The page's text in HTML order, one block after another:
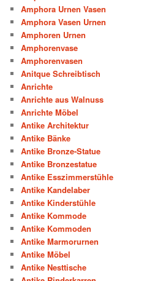
Amphora Urnen Vasen
Amphora Vasen Urnen
Amphoren Urnen
Amphorenvase
Amphorenvasen
Anitque Schreibtisch
Anrichte
Anrichte aus Walnuss
Anrichte Möbel
Antike Architektur
Antike Bänke
Antike Bronze-Statue
Antike Bronzestatue
Antike Esszimmerstühle
Antike Kandelaber
Antike Kinderstühle
Antike Kommode
Antike Kommoden
Antike Marmorurnen
Antike Möbel
Antike Nesttische